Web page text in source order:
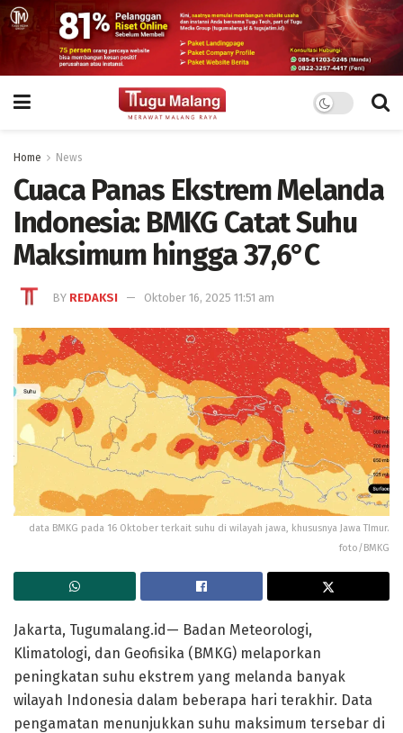
Home News
Cuaca Panas Ekstrem Melanda
Indonesia: BMKG Catat Suhu
Maksimum hingga 37,6°C
BY REDAKSI Oktober 16, 2025 11:51 am
data BMKG pada 16 Oktober terkait suhu di wilayah jawa, khususnya Jawa TImur.
foto/BMKG
Jakarta, Tugumalang.id— Badan Meteorologi,
Klimatologi, dan Geofisika (BMKG) melaporkan
peningkatan suhu ekstrem yang melanda banyak
wilayah Indonesia dalam beberapa hari terakhir. Data
pengamatan menunjukkan suhu maksimum tersebar di